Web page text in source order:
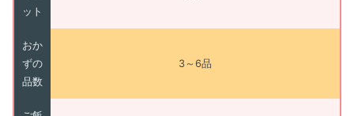
ット
おか
ずの
品数
3～6品